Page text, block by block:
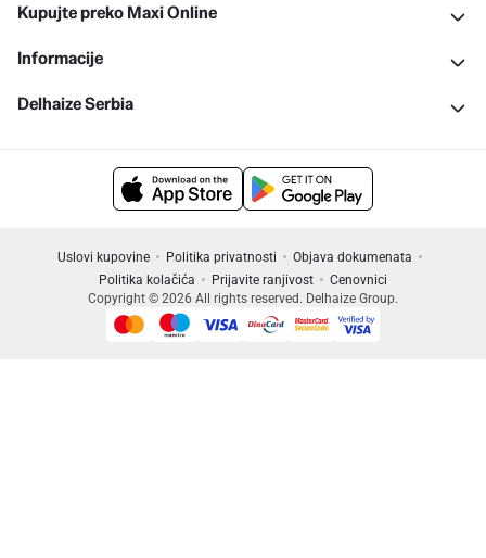
Kupujte preko Maxi Online
Informacije
Delhaize Serbia
Uslovi kupovine Politika privatnosti
Objava dokumenata
Politika kolačića
Prijavite ranjivost
Cenovnici
Copyright © 2026 All rights reserved. Delhaize Group.